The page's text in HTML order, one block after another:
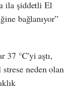
ila şiddetli El
bağlanıyor”
37 °C'yi aştı,
neden olan